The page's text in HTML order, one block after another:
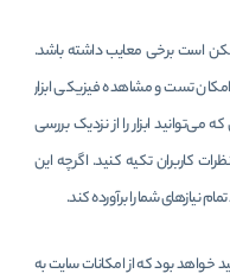
ممکن است برخی معایب داشته باشد.
تست و مشاهده فیزیکی ابزار
ابزار را از نزدیک بررسی
کاربران تکیه کنید. اگرچه این
نیازهای شما را برآورده کند.
خواهد بود که از امکانات سایت به